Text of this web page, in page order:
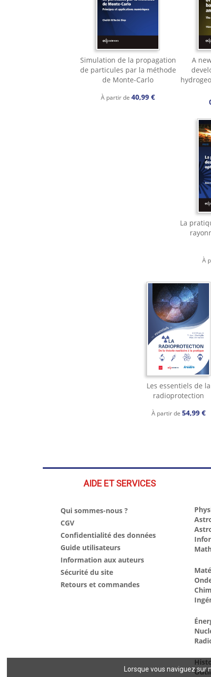
Lorsque vous naviguez
Simulation de la propagation
de particules par la méthode
de Monte-Carlo
À partir de 40,99 €
A
La
À
Les essentiels de la
radioprotection
À partir de 54,99 €
AIDE ET SERVICES
Qui sommes-nous ?
CGV
Confidentialité des données
Guide utilisateurs
Information aux auteurs
Sécurité du site
Retours et commandes